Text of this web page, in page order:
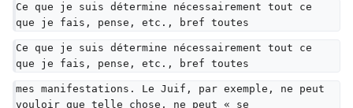
Ce que je suis détermine nécessairement tout ce
que je fais, pense, etc., bref toutes
Ce que je suis détermine nécessairement tout ce
que je fais, pense, etc., bref toutes
mes manifestations. Le Juif, par exemple, ne peut
vouloir que telle chose, ne peut « se